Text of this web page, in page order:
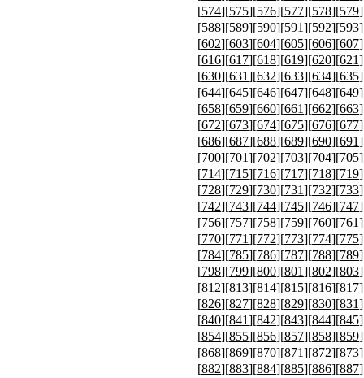
[574][575][576][577][578][579
[588][589][590][591][592][593
[602][603][604][605][606][607
[616][617][618][619][620][621
[630][631][632][633][634][635
[644][645][646][647][648][649
[658][659][660][661][662][663
[672][673][674][675][676][677
[686][687][688][689][690][691
[700][701][702][703][704][705
[714][715][716][717][718][719
[728][729][730][731][732][733
[742][743][744][745][746][747
[756][757][758][759][760][761
[770][771][772][773][774][775
[784][785][786][787][788][789
[798][799][800][801][802][803
[812][813][814][815][816][817
[826][827][828][829][830][831
[840][841][842][843][844][845
[854][855][856][857][858][859
[868][869][870][871][872][873
[882][883][884][885][886][887